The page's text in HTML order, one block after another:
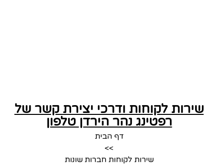
שירות לקוחות ודרכי יצירת קשר של
רפטינג נהר הירדן טלפון
דף הבית
>>
שירות לקוחות חברות שונות